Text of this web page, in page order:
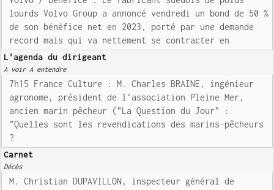
lourds Volvo Group a annoncé vendredi un bond de 50 %
de son bénéfice net en 2023, porté par une demande
record mais qui va nettement se contracter en
L'agenda du dirigeant
A voir A entendre
7h15 France Culture : M. Charles BRAINE, ingénieur
agronome, président de l'association Pleine Mer,
ancien marin pêcheur ("La Question du Jour" :
"Quelles sont les revendications des marins-pêcheurs
?
Carnet
Décès
M. Christian DUPAVILLON, inspecteur général de